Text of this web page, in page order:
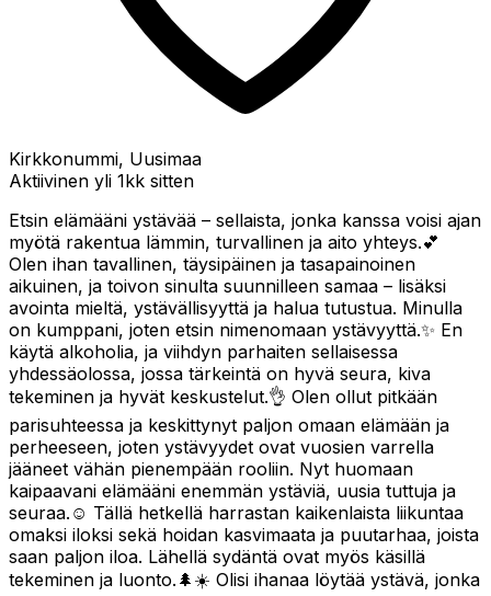
Kirkkonummi, Uusimaa
Aktiivinen yli 1kk sitten
Etsin elämääni ystävää – sellaista, jonka kanssa voisi ajan
myötä rakentua lämmin, turvallinen ja aito yhteys.💕
Olen ihan tavallinen, täysipäinen ja tasapainoinen
aikuinen, ja toivon sinulta suunnilleen samaa – lisäksi
avointa mieltä, ystävällisyyttä ja halua tutustua. Minulla
on kumppani, joten etsin nimenomaan ystävyyttä.✨ En
käytä alkoholia, ja viihdyn parhaiten sellaisessa
yhdessäolossa, jossa tärkeintä on hyvä seura, kiva
tekeminen ja hyvät keskustelut.👌 Olen ollut pitkään
parisuhteessa ja keskittynyt paljon omaan elämään ja
perheeseen, joten ystävyydet ovat vuosien varrella
jääneet vähän pienempään rooliin. Nyt huomaan
kaipaavani elämääni enemmän ystäviä, uusia tuttuja ja
seuraa.☺️ Tällä hetkellä harrastan kaikenlaista liikuntaa
omaksi iloksi sekä hoidan kasvimaata ja puutarhaa, joista
saan paljon iloa. Lähellä sydäntä ovat myös käsillä
tekeminen ja luonto.🌲☀️ Olisi ihanaa löytää ystävä, jonka